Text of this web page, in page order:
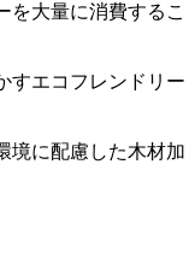
を大量に消費するこ
すエコフレンドリー
境に配慮した木材加